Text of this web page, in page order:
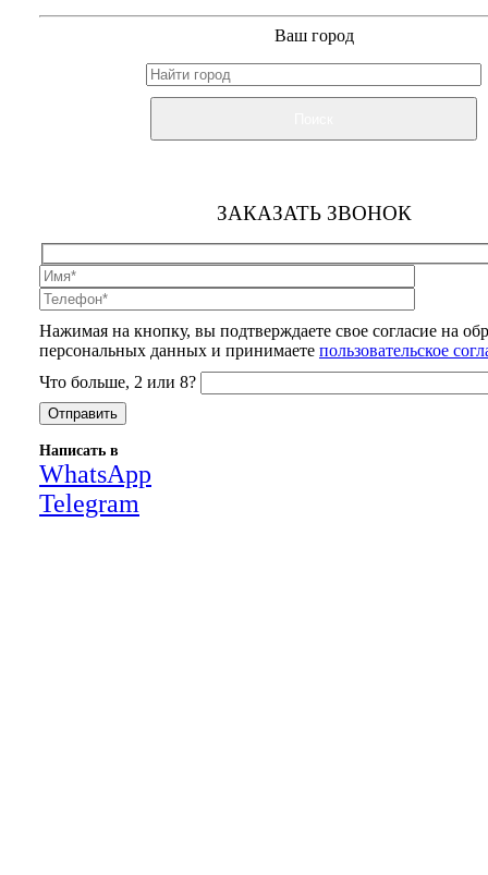
Ваш город
ЗАКАЗАТЬ ЗВОНОК
Нажимая на кнопку, вы подтверждаете свое согласие на
персональных данных и принимаете пользовательское
Что больше, 2 или 8?
Написать в
WhatsApp
Telegram